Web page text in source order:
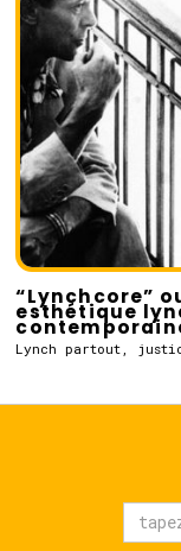
“Lynchcore”
esthétique
Lynch partout,